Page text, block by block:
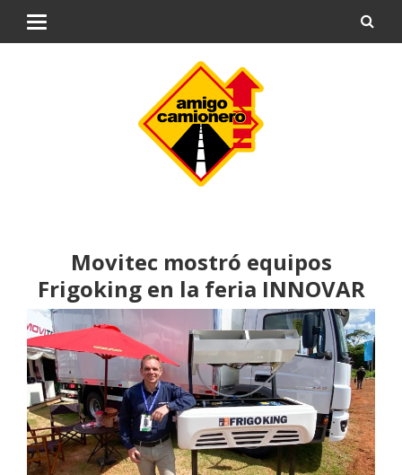
Movitec mostró equipos
Frigoking en la feria INNOVAR